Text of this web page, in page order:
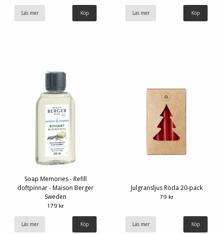
Läs mer Läs mer
Soap Memories - Refill
doftpinnar - Maison Berger
Sweden
179 kr
Läs mer
Julgransljus Röda 20-pack
79 kr
Läs mer